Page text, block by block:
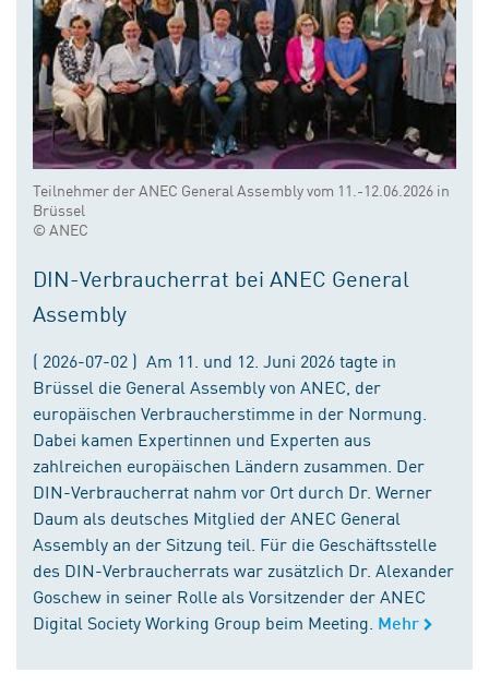
Teilnehmer der ANEC General Assembly vom 11.-12.06.2026 in
Brüssel
© ANEC
DIN-Verbraucherrat bei ANEC General
Assembly
( 2026-07-02 ) Am 11. und 12. Juni 2026 tagte in
Brüssel die General Assembly von ANEC, der
europäischen Verbraucherstimme in der Normung.
Dabei kamen Expertinnen und Experten aus
zahlreichen europäischen Ländern zusammen. Der
DIN-Verbraucherrat nahm vor Ort durch Dr. Werner
Daum als deutsches Mitglied der ANEC General
Assembly an der Sitzung teil. Für die Geschäftsstelle
des DIN-Verbraucherrats war zusätzlich Dr. Alexander
Goschew in seiner Rolle als Vorsitzender der ANEC
Digital Society Working Group beim Meeting. Mehr